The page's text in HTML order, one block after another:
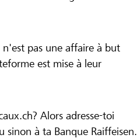
pas une affaire à but
est mise à leur
Alors adresse-toi
à ta Banque Raiffeisen.